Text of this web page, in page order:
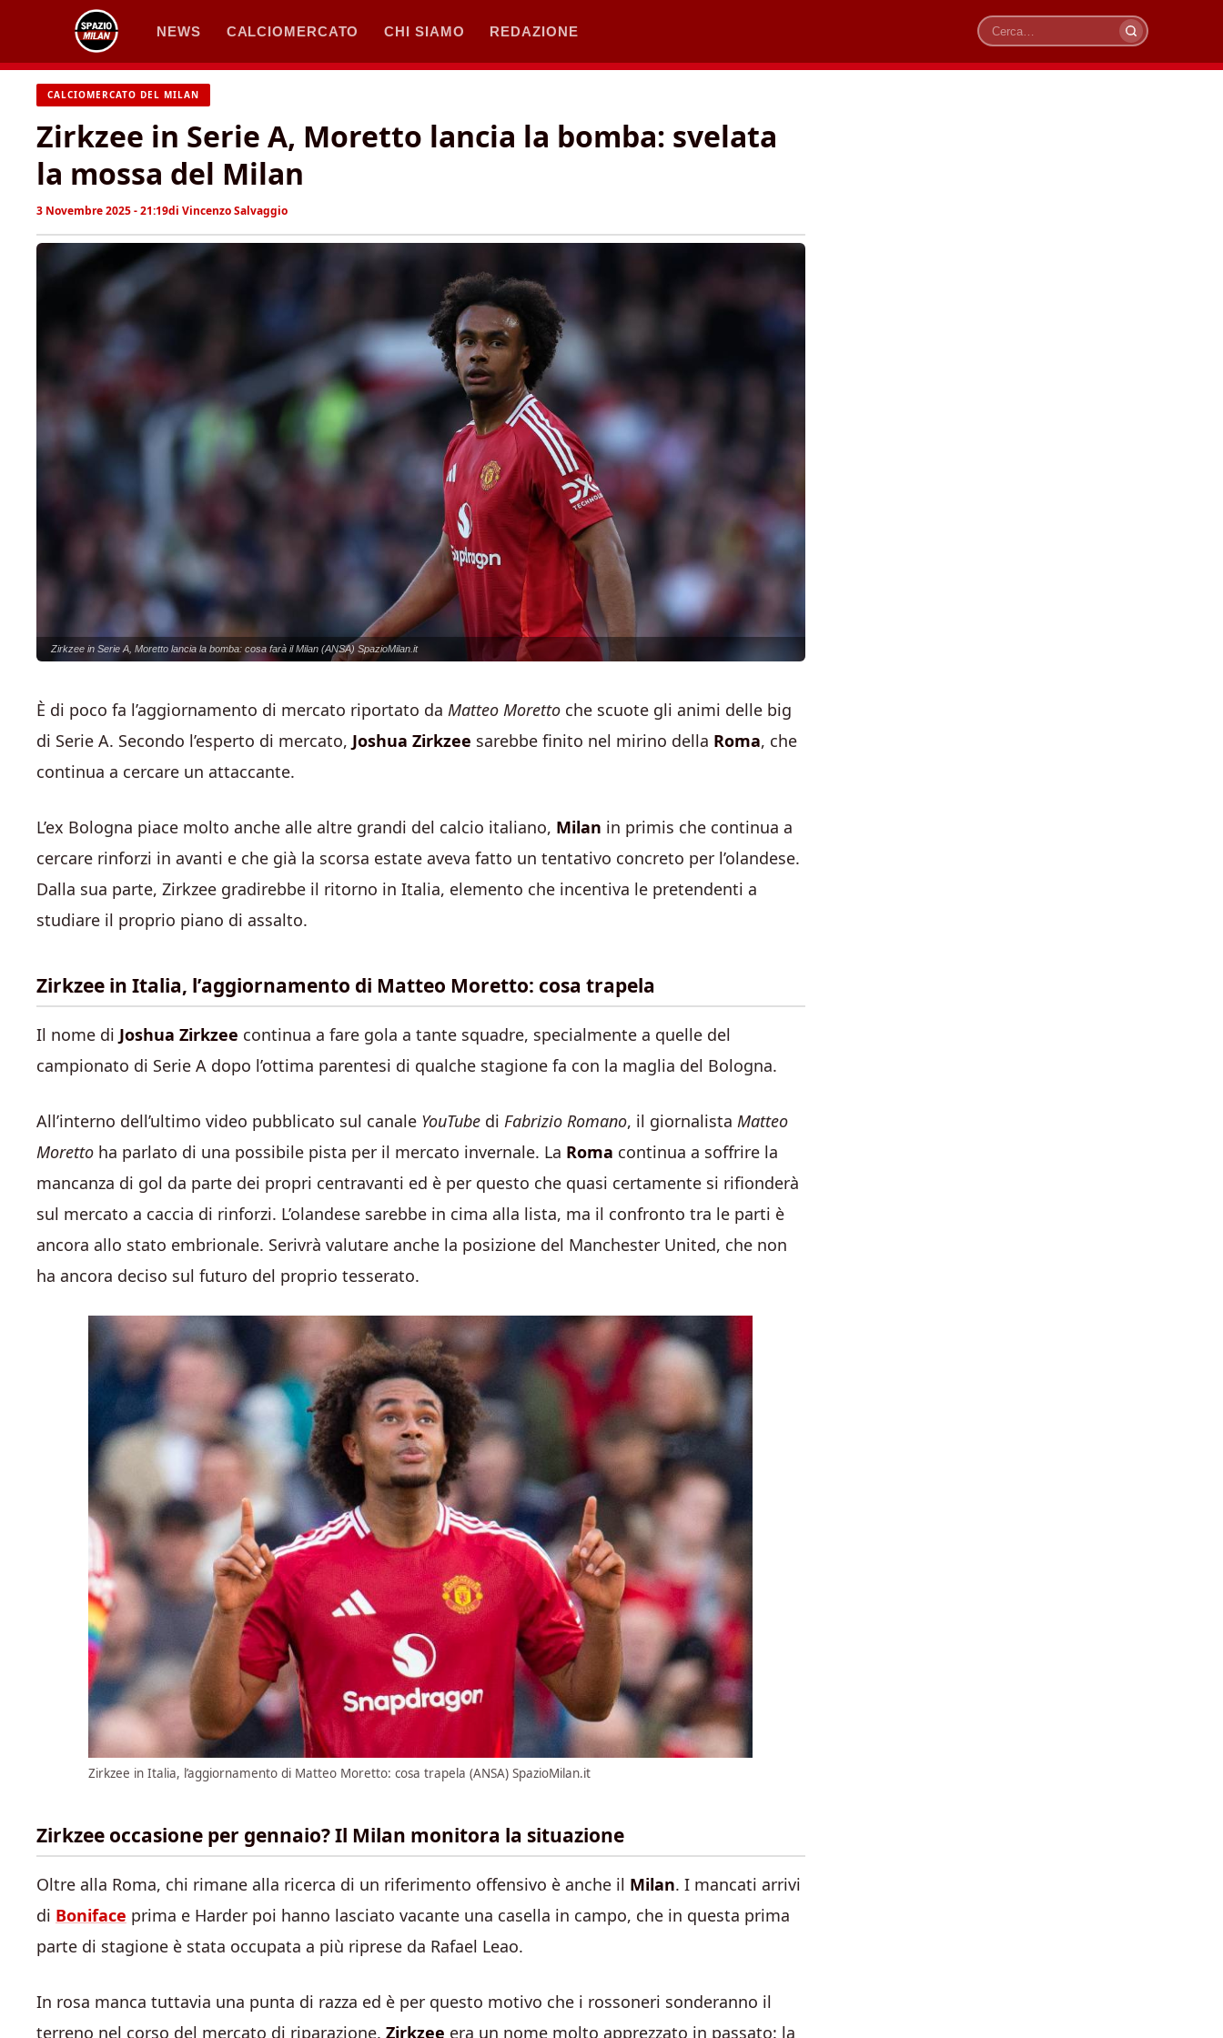
contenuto
NEWS CALCIOMERCATO CHI SIAMO REDAZIONE
Cerca
CALCIOMERCATO DEL MILAN
Zirkzee in Serie A, Moretto lancia la bomba: svelata
la mossa del Milan
3 Novembre 2025 - 21:19di Vincenzo Salvaggio
Zirkzee in Serie A, Moretto lancia la bomba: cosa farà il Milan (ANSA) SpazioMilan.it
È di poco fa l’aggiornamento di mercato riportato da Matteo Moretto che scuote gli animi delle big
di Serie A. Secondo l’esperto di mercato, Joshua Zirkzee sarebbe finito nel mirino della Roma, che
continua a cercare un attaccante.
L’ex Bologna piace molto anche alle altre grandi del calcio italiano, Milan in primis che continua a
cercare rinforzi in avanti e che già la scorsa estate aveva fatto un tentativo concreto per l’olandese.
Dalla sua parte, Zirkzee gradirebbe il ritorno in Italia, elemento che incentiva le pretendenti a
studiare il proprio piano di assalto.
Zirkzee in Italia, l’aggiornamento di Matteo Moretto: cosa trapela
Il nome di Joshua Zirkzee continua a fare gola a tante squadre, specialmente a quelle del
campionato di Serie A dopo l’ottima parentesi di qualche stagione fa con la maglia del Bologna.
All’interno dell’ultimo video pubblicato sul canale YouTube di Fabrizio Romano, il giornalista Matteo
Moretto ha parlato di una possibile pista per il mercato invernale. La Roma continua a soffrire la
mancanza di gol da parte dei propri centravanti ed è per questo che quasi certamente si rifionderà
sul mercato a caccia di rinforzi. L’olandese sarebbe in cima alla lista, ma il confronto tra le parti è
ancora allo stato embrionale. Serivrà valutare anche la posizione del Manchester United, che non
ha ancora deciso sul futuro del proprio tesserato.
Zirkzee in Italia, l’aggiornamento di Matteo Moretto: cosa trapela (ANSA) SpazioMilan.it
Zirkzee occasione per gennaio? Il Milan monitora la situazione
Oltre alla Roma, chi rimane alla ricerca di un riferimento offensivo è anche il Milan. I mancati arrivi
di Boniface prima e Harder poi hanno lasciato vacante una casella in campo, che in questa prima
parte di stagione è stata occupata a più riprese da Rafael Leao.
In rosa manca tuttavia una punta di razza ed è per questo motivo che i rossoneri sonderanno il
terreno nel corso del mercato di riparazione. Zirkzee era un nome molto apprezzato in passato: la